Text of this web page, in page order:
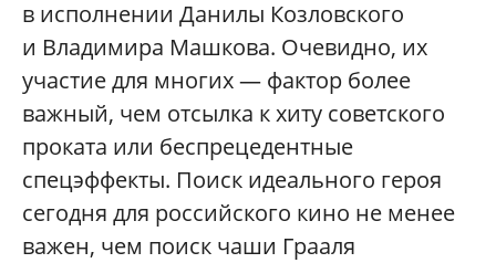
в исполнении Данилы Козловского
и Владимира Машкова. Очевидно, их
участие для многих — фактор более
важный, чем отсылка к хиту советского
проката или беспрецедентные
спецэффекты. Поиск идеального героя
сегодня для российского кино не менее
важен, чем поиск чаши Грааля